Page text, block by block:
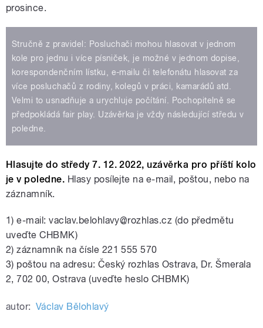
prosince.
Stručně z pravidel: Posluchači mohou hlasovat v jednom
kole pro jednu i více písniček, je možné v jednom dopise,
korespondenčním lístku, e-mailu či telefonátu hlasovat za
více posluchačů z rodiny, kolegů v práci, kamarádů atd.
Velmi to usnadňuje a urychluje počítání. Pochopitelně se
předpokládá fair play. Uzávěrka je vždy následující středu v
poledne.
Hlasujte do středy 7. 12. 2022, uzávěrka pro příští kolo
je v poledne. Hlasy posílejte na e-mail, poštou, nebo na
záznamník.
1) e-mail: vaclav.belohlavy@rozhlas.cz (do předmětu
uveďte CHBMK)
2) záznamník na čísle 221 555 570
3) poštou na adresu: Český rozhlas Ostrava, Dr. Šmerala
2, 702 00, Ostrava (uveďte heslo CHBMK)
autor: Václav Bělohlavý